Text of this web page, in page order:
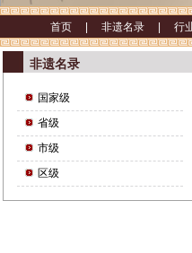
首页 | 非遗名录 | 行
非遗名录
国家级
省级
市级
区级